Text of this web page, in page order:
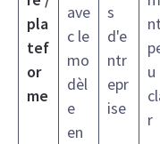
pla
tef
or
me
ave
c le
mo
dèl
e
en
s
d'e
ntr
epr
ise
nt
u
r